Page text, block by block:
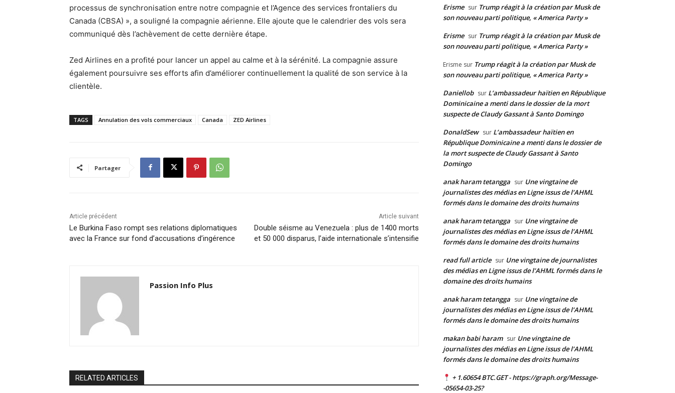
processus de synchronisation entre notre compagnie et l’Agence des services frontaliers du
Canada (CBSA) », a souligné la compagnie aérienne. Elle ajoute que le calendrier des vols sera
communiqué dès l’achèvement de cette dernière étape.
Zed Airlines en a profité pour lancer un appel au calme et à la sérénité. La compagnie assure
également poursuivre ses efforts afin d’améliorer continuellement la qualité de son service à la
clientèle.
TAGS Annulation des vols commerciaux Canada ZED Airlines
Partager
Article précédent
Le Burkina Faso rompt ses relations diplomatiques
avec la France sur fond d’accusations d’ingérence
Article suivant
Double séisme au Venezuela : plus de 1400 morts
et 50 000 disparus, l’aide internationale s’intensifie
Passion Info Plus
RELATED ARTICLES
Erisme sur Trump réagit à la création par Musk de
son nouveau parti politique, « America Party »
Erisme sur Trump réagit à la création par Musk de
son nouveau parti politique, « America Party »
Erisme sur Trump réagit à la création par Musk de
son nouveau parti politique, « America Party »
Daniellob sur L’ambassadeur haïtien en République
Dominicaine a menti dans le dossier de la mort
suspecte de Claudy Gassant à Santo Domingo
DonaldSew sur L’ambassadeur haïtien en
République Dominicaine a menti dans le dossier de
la mort suspecte de Claudy Gassant à Santo
Domingo
anak haram tetangga sur Une vingtaine de
journalistes des médias en Ligne issus de l’AHML
formés dans le domaine des droits humains
anak haram tetangga sur Une vingtaine de
journalistes des médias en Ligne issus de l’AHML
formés dans le domaine des droits humains
read full article sur Une vingtaine de journalistes
des médias en Ligne issus de l’AHML formés dans le
domaine des droits humains
anak haram tetangga sur Une vingtaine de
journalistes des médias en Ligne issus de l’AHML
formés dans le domaine des droits humains
makan babi haram sur Une vingtaine de
journalistes des médias en Ligne issus de l’AHML
formés dans le domaine des droits humains
+ 1.60654 BTC.GET - https://graph.org/Message-
-05654-03-25?